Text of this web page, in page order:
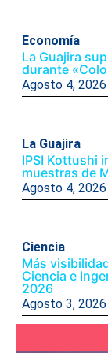
Economía
La Guajira
durante
Agosto 4, 2026
La Guajira
IPSI Kottushi
muestras de
Agosto 4, 2026
Ciencia
Más
Ciencia e
2026
Agosto 3, 2026